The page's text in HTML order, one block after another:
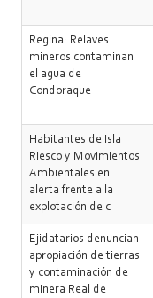
Regina: Relaves
mineros contaminan
el agua de
Condoraque
Habitantes de Isla
Riesco y Movimientos
Ambientales en
alerta frente a la
explotación de c
Ejidatarios denuncian
apropiación de tierras
y contaminación de
minera Real de